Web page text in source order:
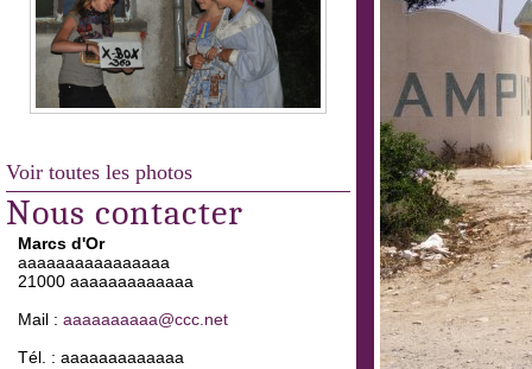
Voir toutes les photos
Nous contacter
Marcs d'Or
aaaaaaaaaaaaaaaa
21000 aaaaaaaaaaaaa
Mail : aaaaaaaaaa@ccc.net
Tél. : aaaaaaaaaaaaa